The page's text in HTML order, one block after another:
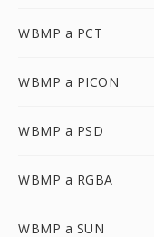
WBMP a PCT
WBMP a PICON
WBMP a PSD
WBMP a RGBA
WBMP a SUN